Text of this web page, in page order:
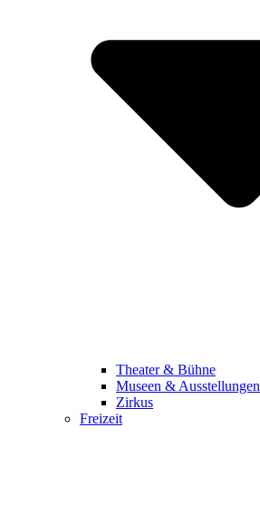
Theater & Bühne
Museen & Ausstellungen
Zirkus
Freizeit